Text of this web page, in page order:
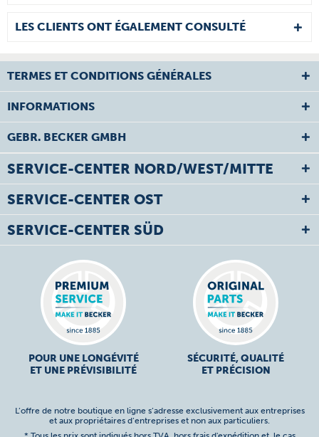
LES CLIENTS ONT ÉGALEMENT CONSULTÉ
TERMES ET CONDITIONS GÉNÉRALES
INFORMATIONS
GEBR. BECKER GMBH
SERVICE-CENTER NORD/WEST/MITTE
SERVICE-CENTER OST
SERVICE-CENTER SÜD
POUR UNE LONGÉVITÉ
ET UNE PRÉVISIBILITÉ
SÉCURITÉ, QUALITÉ
ET PRÉCISION
L’offre de notre boutique en ligne s’adresse exclusivement aux entreprises
et aux propriétaires d’entreprises et non aux particuliers.